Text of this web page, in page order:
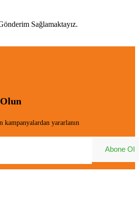
Sağlamaktayız.
yararlanın